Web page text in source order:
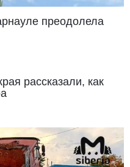
преодолела
рассказали, как